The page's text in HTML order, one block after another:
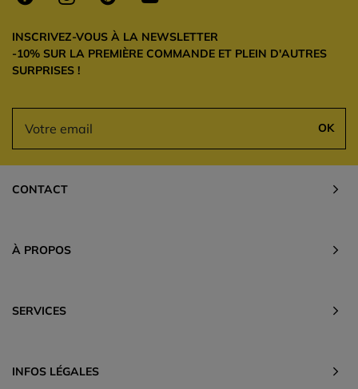
INSCRIVEZ-VOUS À LA NEWSLETTER
-10% SUR LA PREMIÈRE COMMANDE ET PLEIN D'AUTRES
SURPRISES !
OK
CONTACT
À PROPOS
SERVICES
INFOS LÉGALES